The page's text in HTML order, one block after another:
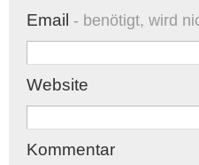
Email - benötigt, wird
Website
Kommentar